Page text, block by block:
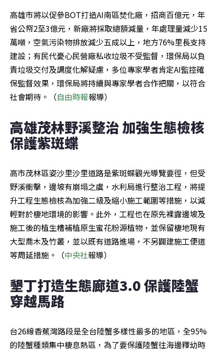
高雄市將以促參BOT打造AI南區焚化廠，招商百億元，年
省公帑2至3億元，新廠將採取總額減量，年處理量減少15
萬噸，空氣污染物排放減少五成以上，地方76%里長支持
建設；有民代憂心民營廠私收垃圾不受監督，環保局以負
責垃圾交付及調度化解疑慮，多位專家學者肯定AI監控確
保監督效果，環保局將持續與專家學者合作把關，以符合
社會期待。（自由時報報導）
高雄茂林野溪整治 加強生態檢核
保護紫斑蝶
高市茂林區姿沙里沙里道路是紫斑蝶觀光導覽要徑，但受
野溪衝擊，邊坡有崩塌之虞，水利局進行整治工程，將提
升工程生態檢核為加強二級及縮小施工範圍等措施，以減
輕對於棲地環境的影響。此外，工程也在原先裸露邊坡及
施工後的植生槽補植原生蜜花粉源植物，並保留棲地現有
大型喬木及竹叢，並以既有道路進場，不另闢建施工便道
等周延措施。（中央社報導）
墾丁打造生態廊道3.0 保護陸蟹
穿越馬路
台26線香蕉灣路段是全台陸蟹多樣性最多的地區，全95%
的陸蟹種類集中棲息熱區，為了要保護陸蟹往海邊釋幼時